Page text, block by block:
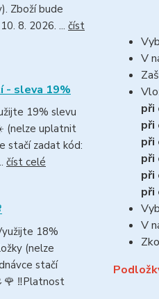
Zboží bude
8. 2026. ... číst
- sleva 19%
19% slevu
(nelze uplatnit
stačí zadat kód:
číst celé
18%
(nelze
stačí
‼️Platnost
V
při
při
při
při
při
při
V